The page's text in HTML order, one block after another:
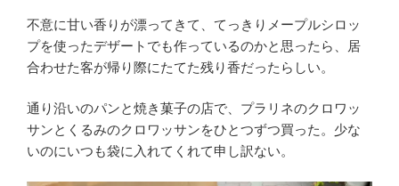
不意に甘い香りが漂ってきて、てっきりメープルシロッ
プを使ったデザートでも作っているのかと思ったら、居
合わせた客が帰り際にたてた残り香だったらしい。
通り沿いのパンと焼き菓子の店で、プラリネのクロワッ
サンとくるみのクロワッサンをひとつずつ買った。少な
いのにいつも袋に入れてくれて申し訳ない。